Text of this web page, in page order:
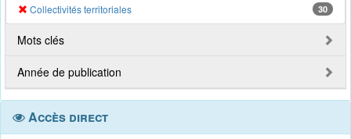
Collectivités territoriales 30
Mots clés
Année de publication
Accès direct